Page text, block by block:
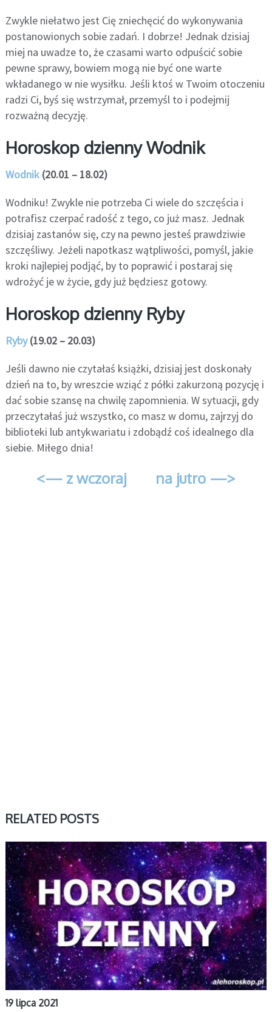
Zwykle niełatwo jest Cię zniechęcić do wykonywania
postanowionych sobie zadań. I dobrze! Jednak dzisiaj
miej na uwadze to, że czasami warto odpuścić sobie
pewne sprawy, bowiem mogą nie być one warte
wkładanego w nie wysiłku. Jeśli ktoś w Twoim otoczeniu
radzi Ci, byś się wstrzymał, przemyśl to i podejmij
rozważną decyzję.
Horoskop dzienny Wodnik
Wodnik(20.01 – 18.02)
Wodniku! Zwykle nie potrzeba Ci wiele do szczęścia i
potrafisz czerpać radość z tego, co już masz. Jednak
dzisiaj zastanów się, czy na pewno jesteś prawdziwie
szczęśliwy. Jeżeli napotkasz wątpliwości, pomyśl, jakie
kroki najlepiej podjąć, by to poprawić i postaraj się
wdrożyć je w życie, gdy już będziesz gotowy.
Horoskop dzienny Ryby
Ryby(19.02 – 20.03)
Jeśli dawno nie czytałaś książki, dzisiaj jest doskonały
dzień na to, by wreszcie wziąć z półki zakurzoną pozycję i
dać sobie szansę na chwilę zapomnienia. W sytuacji, gdy
przeczytałaś już wszystko, co masz w domu, zajrzyj do
biblioteki lub antykwariatu i zdobądź coś idealnego dla
siebie. Miłego dnia!
<— z wczoraj na jutro —>
RELATED POSTS
DZIENNY
19 lipca 2021